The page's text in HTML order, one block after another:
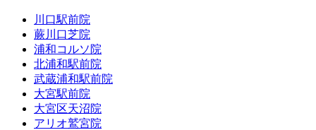
川口駅前院
蕨川口芝院
浦和コルソ院
北浦和駅前院
武蔵浦和駅前院
大宮駅前院
大宮区天沼院
アリオ鷲宮院